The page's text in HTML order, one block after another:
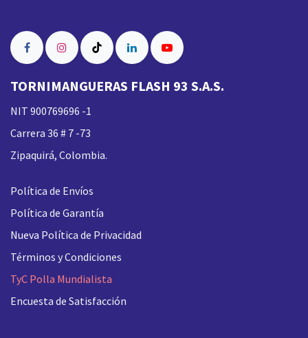
TORNIMANGUERAS FLASH 93 S.A.S.
NIT 900769696 -1
Carrera 36 # 7 -73
Zipaquirá, Colombia.
Política de Envíos
Política de Garantía
Nueva Política de Privacidad
Términos y Condiciones
TyC Polla Mundialista
Encuesta de Satisfacción